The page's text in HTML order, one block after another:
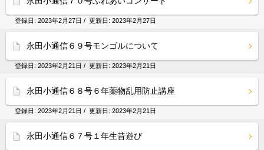
登録日: 2023年2月27日 / 更新日: 2023年2月27日
永田小通信６９号モンゴルについて
登録日: 2023年2月21日 / 更新日: 2023年2月21日
永田小通信６８号６年薬物乱用防止講座
登録日: 2023年2月21日 / 更新日: 2023年2月21日
永田小通信６７号１年生昔遊び